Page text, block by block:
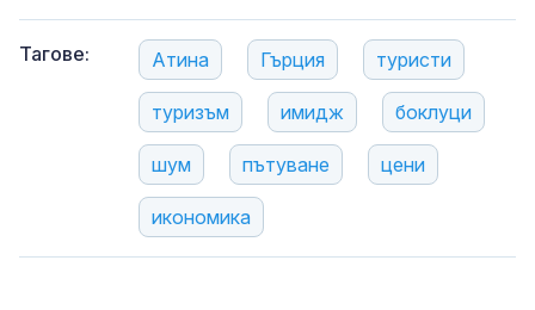
Тагове: Атина Гърция туристи
туризъм имидж боклуци
шум пътуване цени
икономика